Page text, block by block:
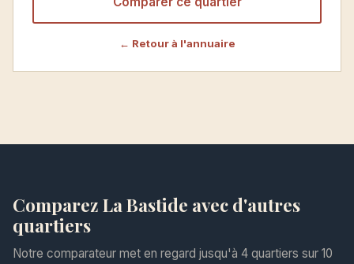
← Retour à l'annuaire
Comparez La Bastide avec d'autres
quartiers
Notre comparateur met en regard jusqu'à 4 quartiers sur 10